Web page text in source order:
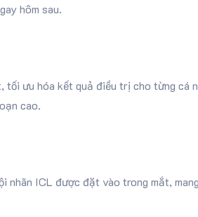
hôm sau.
ưu hóa kết quả điều trị cho từng cá
cao.
nhãn ICL được đặt vào trong mắt,